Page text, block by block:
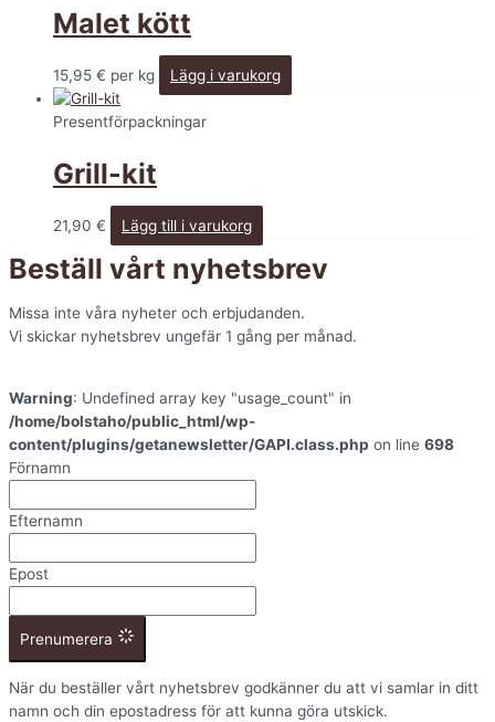
Malet kött
15,95 € per kg Lägg i varukorg
Presentförpackningar
Grill-kit
21,90 € Lägg till i varukorg
Beställ vårt nyhetsbrev
Missa inte våra nyheter och erbjudanden.
Vi skickar nyhetsbrev ungefär 1 gång per månad.
Warning: Undefined array key "usage_count" in
/home/bolstaho/public_html/wp-
content/plugins/getanewsletter/GAPI.class.php on line 698
Förnamn
Efternamn
Epost
Prenumerera
När du beställer vårt nyhetsbrev godkänner du att vi samlar in ditt
namn och din epostadress för att kunna göra utskick.